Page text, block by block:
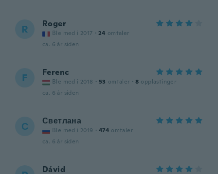
R Roger
Ble med i 2017 · 24 omtaler
ca. 6 år siden
F Ferenc
Ble med i 2018 · 53 omtaler · 8 opplastinger
ca. 6 år siden
С Светлана
Ble med i 2019 · 474 omtaler
ca. 6 år siden
Dávid